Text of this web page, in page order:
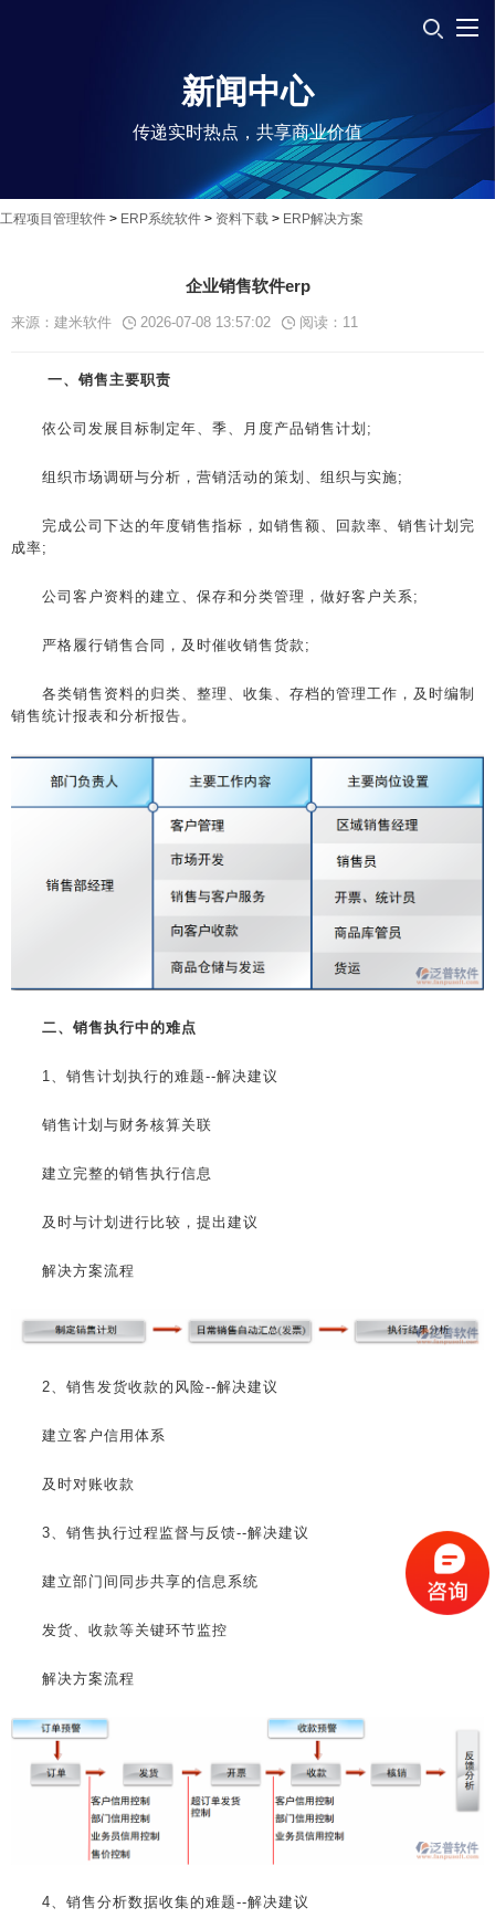
新闻中心
传递实时热点，共享商业价值
工程项目管理软件 > ERP系统软件 > 资料下载 > ERP解决方案
企业销售软件erp
来源：建米软件 2026-07-08 13:57:02 阅读： 11
一、销售主要职责
依公司发展目标制定年、季、月度产品销售计划;
组织市场调研与分析，营销活动的策划、组织与实施;
完成公司下达的年度销售指标，如销售额、回款率、销售计划完
成率;
公司客户资料的建立、保存和分类管理，做好客户关系;
严格履行销售合同，及时催收销售货款;
各类销售资料的归类、整理、收集、存档的管理工作，及时编制
销售统计报表和分析报告。
二、销售执行中的难点
1、销售计划执行的难题--解决建议
销售计划与财务核算关联
建立完整的销售执行信息
及时与计划进行比较，提出建议
解决方案流程
2、销售发货收款的风险--解决建议
建立客户信用体系
及时对账收款
3、销售执行过程监督与反馈--解决建议
建立部门间同步共享的信息系统
发货、收款等关键环节监控
解决方案流程
4、销售分析数据收集的难题--解决建议